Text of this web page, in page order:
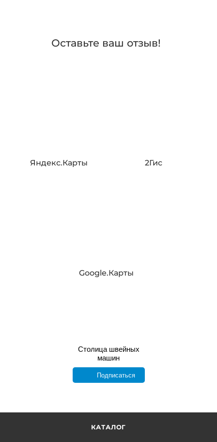
Оставьте ваш отзыв!
Яндекс.Карты 2Гис
Google.Карты
Столица швейных
машин
Подписаться
КАТАЛОГ